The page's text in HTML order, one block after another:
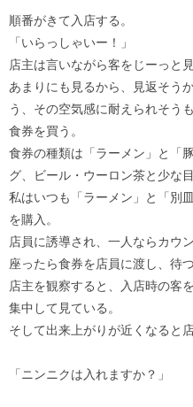
順番がきて入店する。
「いらっしゃいー！」
店主は言いながら客をじーっと見
あまりにも見るから、見返そう
う、その空気感に耐えられそう
食券を買う。
食券の種類は「ラーメン」と「
グ、ビール・ウーロン茶と少な目
私はいつも「ラーメン」と「別
を購入。
店員に誘導され、一人ならカウ
座ったら食券を店員に渡し、待つ
店主を観察すると、入店時の客
集中して見ている。
そして出来上がりが近くなると
「ニンニクは入れますか？」